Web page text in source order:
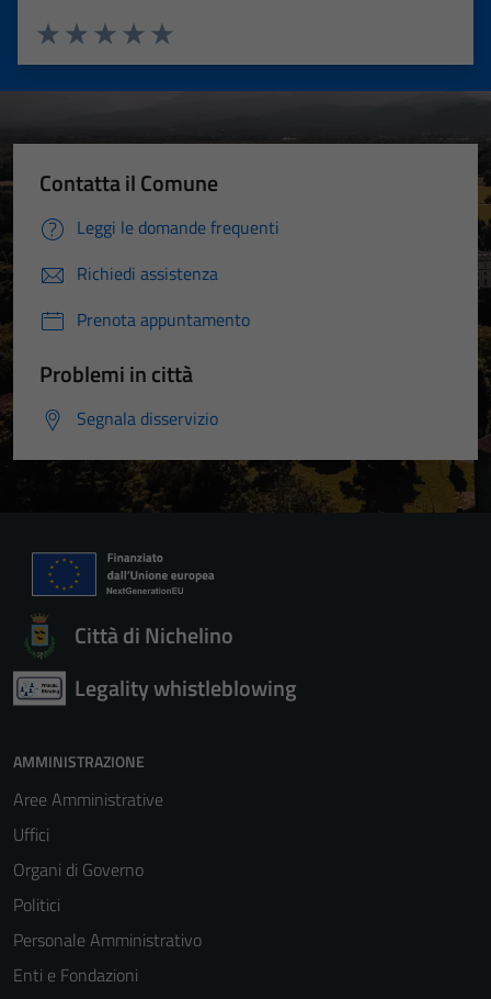
Valuta 5 stelle su 5
Valuta 4 stelle su 5
Valuta 3 stelle su 5
Valuta 2 stelle su 5
Valuta 1 stelle su 5
Contatta il Comune
Leggi le domande frequenti
Richiedi assistenza
Prenota appuntamento
Problemi in città
Segnala disservizio
Città di Nichelino
Legality whistleblowing
AMMINISTRAZIONE
Aree Amministrative
Uffici
Organi di Governo
Politici
Personale Amministrativo
Enti e Fondazioni